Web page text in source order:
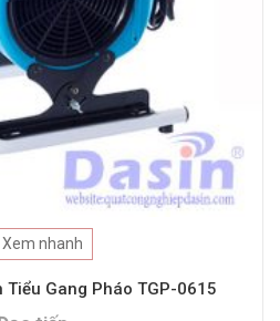
Xem nhanh
Tiểu Gang Pháo TGP-0615